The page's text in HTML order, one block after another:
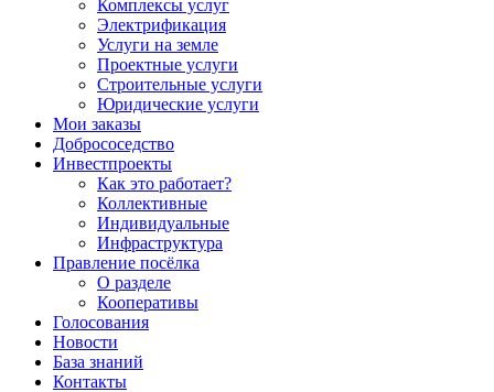
Комплексы услуг
Электрификация
Услуги на земле
Проектные услуги
Строительные услуги
Юридические услуги
Мои заказы
Добрососедство
Инвестпроекты
Как это работает?
Коллективные
Индивидуальные
Инфраструктура
Правление посёлка
О разделе
Кооперативы
Голосования
Новости
База знаний
Контакты